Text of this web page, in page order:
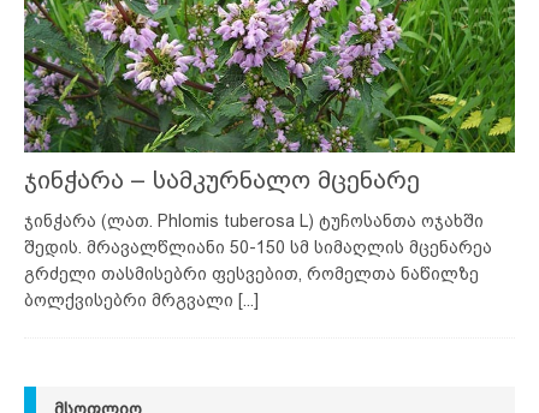
ჯინჭარა – სამკურნალო მცენარე
ჯინჭარა (ლათ. Phlomis tuberosa L) ტუჩოსანთა ოჯახში
შედის. მრავალწლიანი 50-150 სმ სიმაღლის მცენარეა
გრძელი თასმისებრი ფესვებით, რომელთა ნაწილზე
ბოლქვისებრი მრგვალი [...]
ᲛᲡᲝᲤᲚᲘᲝ